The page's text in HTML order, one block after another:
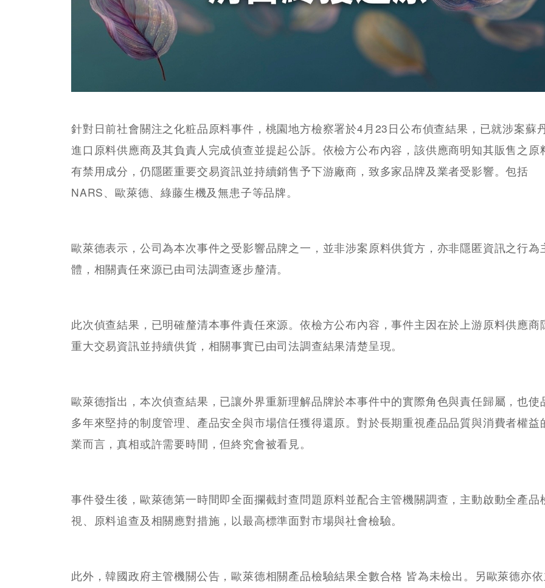
針對日前社會關注之化粧品原料事件，桃園地方檢察署於4月23日公布偵查結果，已就涉案蘇
進口原料供應商及其負責人完成偵查並提起公訴。依檢方公布內容，該供應商明知其販售之原
有禁用成分，仍隱匿重要交易資訊並持續銷售予下游廠商，致多家品牌及業者受影響。包括
NARS、歐萊德、綠藤生機及無患子等品牌。
歐萊德表示，公司為本次事件之受影響品牌之一，並非涉案原料供貨方，亦非隱匿資訊之行為
體，相關責任來源已由司法調查逐步釐清。
此次偵查結果，已明確釐清本事件責任來源。依檢方公布內容，事件主因在於上游原料供應商
重大交易資訊並持續供貨，相關事實已由司法調查結果清楚呈現。
歐萊德指出，本次偵查結果，已讓外界重新理解品牌於本事件中的實際角色與責任歸屬，也使
多年來堅持的制度管理、產品安全與市場信任獲得還原。對於長期重視產品品質與消費者權益
業而言，真相或許需要時間，但終究會被看見。
事件發生後，歐萊德第一時間即全面攔截封查問題原料並配合主管機關調查，主動啟動全產品
視、原料追查及相關應對措施，以最高標準面對市場與社會檢驗。
此外，韓國政府主管機關公告，歐萊德相關產品檢驗結果全數合格 皆為未檢出。另歐萊德亦